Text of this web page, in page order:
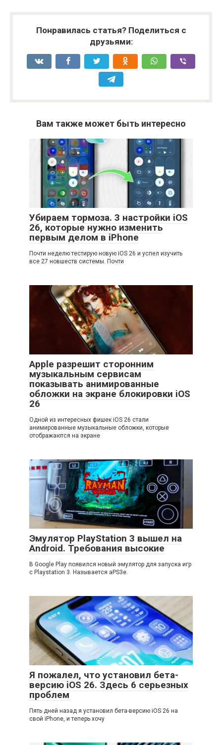
Понравилась статья? Поделиться с
друзьями:
Вам также может быть интересно
Убираем тормоза. 3 настройки iOS
26, которые нужно изменить
первым делом в iPhone
Почти неделю тестирую новую iOS 26 и успел изучить
все 27 новшеств системы. Почти
Apple разрешит сторонним
музыкальным сервисам
показывать анимированные
обложки на экране блокировки iOS
26
Одной из интересных фишек iOS 26 стали
анимированные музыкальные обложки, которые
отображаются на экране
Эмулятор PlayStation 3 вышел на
Android. Требования высокие
В Google Play появился новый эмулятор для запуска игр
с Playstation 3. Называется aPS3e.
Я пожалел, что установил бета-
версию iOS 26. Здесь 6 серьезных
проблем
Пять дней назад я установил бета-версию iOS 26 на
свой iPhone, и теперь хочу